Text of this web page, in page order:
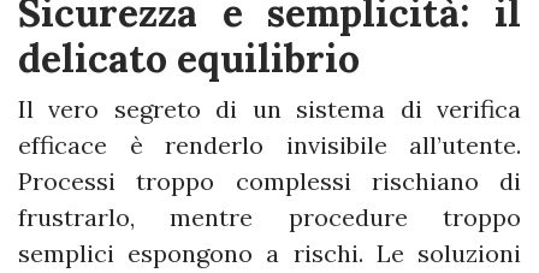
Sicurezza e semplicità: il
delicato equilibrio
Il vero segreto di un sistema di verifica
efficace è renderlo invisibile all’utente.
Processi troppo complessi rischiano di
frustrarlo, mentre procedure troppo
semplici espongono a rischi. Le soluzioni